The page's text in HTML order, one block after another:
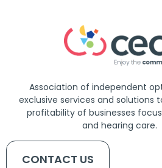
Association of independent
exclusive services and solutions
profitability of businesses
and hearing care.
CONTACT US